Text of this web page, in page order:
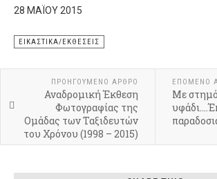
28 ΜΑΪ́ΟΥ 2015
ΕΙΚΑΣΤΙΚΆ/ΕΚΘΈΣΕΙΣ
ΠΡΟΗΓΟΎΜΕΝΟ ΆΡΘΡΟ
Αναδρομική Έκθεση
Φωτογραφίας της
Ομάδας των Ταξιδευτών
του Χρόνου (1998 – 2015)
ΕΠΌΜΕΝΟ
Με